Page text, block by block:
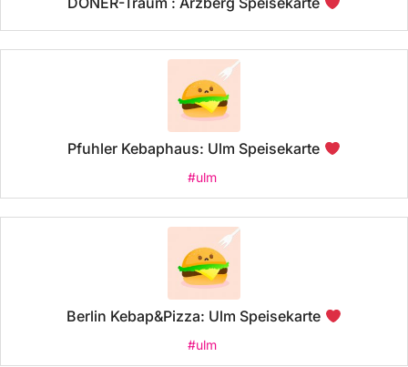
Pfuhler Kebaphaus: Ulm Speisekarte
#ulm
Berlin Kebap&Pizza: Ulm Speisekarte
#ulm